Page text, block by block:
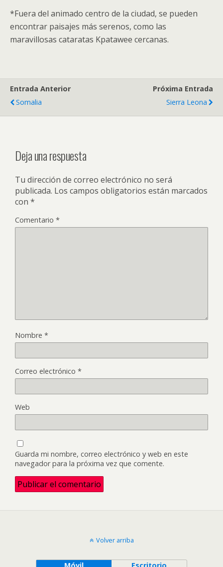
*Fuera del animado centro de la ciudad, se pueden
encontrar paisajes más serenos, como las
maravillosas cataratas Kpatawee cercanas.
Entrada Anterior
Somalia
Próxima Entrada
Sierra Leona
Deja una respuesta
Tu dirección de correo electrónico no será
publicada. Los campos obligatorios están marcados
con *
Comentario *
Nombre *
Correo electrónico *
Web
Guarda mi nombre, correo electrónico y web en este
navegador para la próxima vez que comente.
Volver arriba